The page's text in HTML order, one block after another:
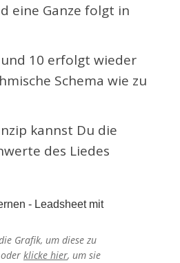
eine Ganze folgt in
10 erfolgt wieder
Schema wie zu
kannst Du die
des Liedes
Grafik, um diese zu
klicke hier, um sie